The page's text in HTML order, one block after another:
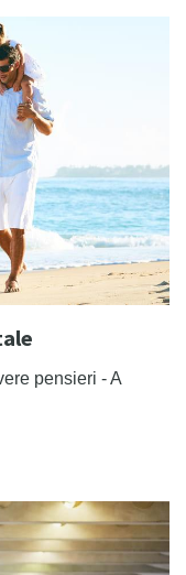
pensieri - A